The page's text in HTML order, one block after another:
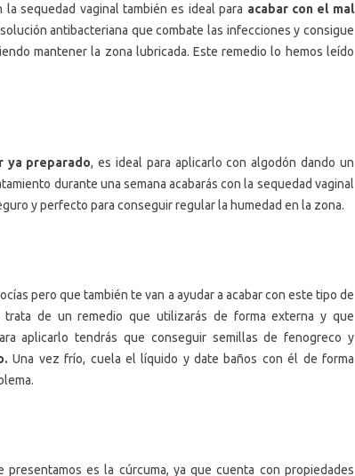
sequedad vaginal también es ideal para acabar con el mal
antibacteriana que combate las infecciones y consigue
mantener la zona lubricada. Este remedio lo hemos leído
ya preparado, es ideal para aplicarlo con algodón dando un
durante una semana acabarás con la sequedad vaginal
y perfecto para conseguir regular la humedad en la zona.
pero que también te van a ayudar a acabar con este tipo de
de un remedio que utilizarás de forma externa y que
aplicarlo tendrás que conseguir semillas de fenogreco y
Una vez frío, cuela el líquido y date baños con él de forma
es la cúrcuma, ya que cuenta con propiedades